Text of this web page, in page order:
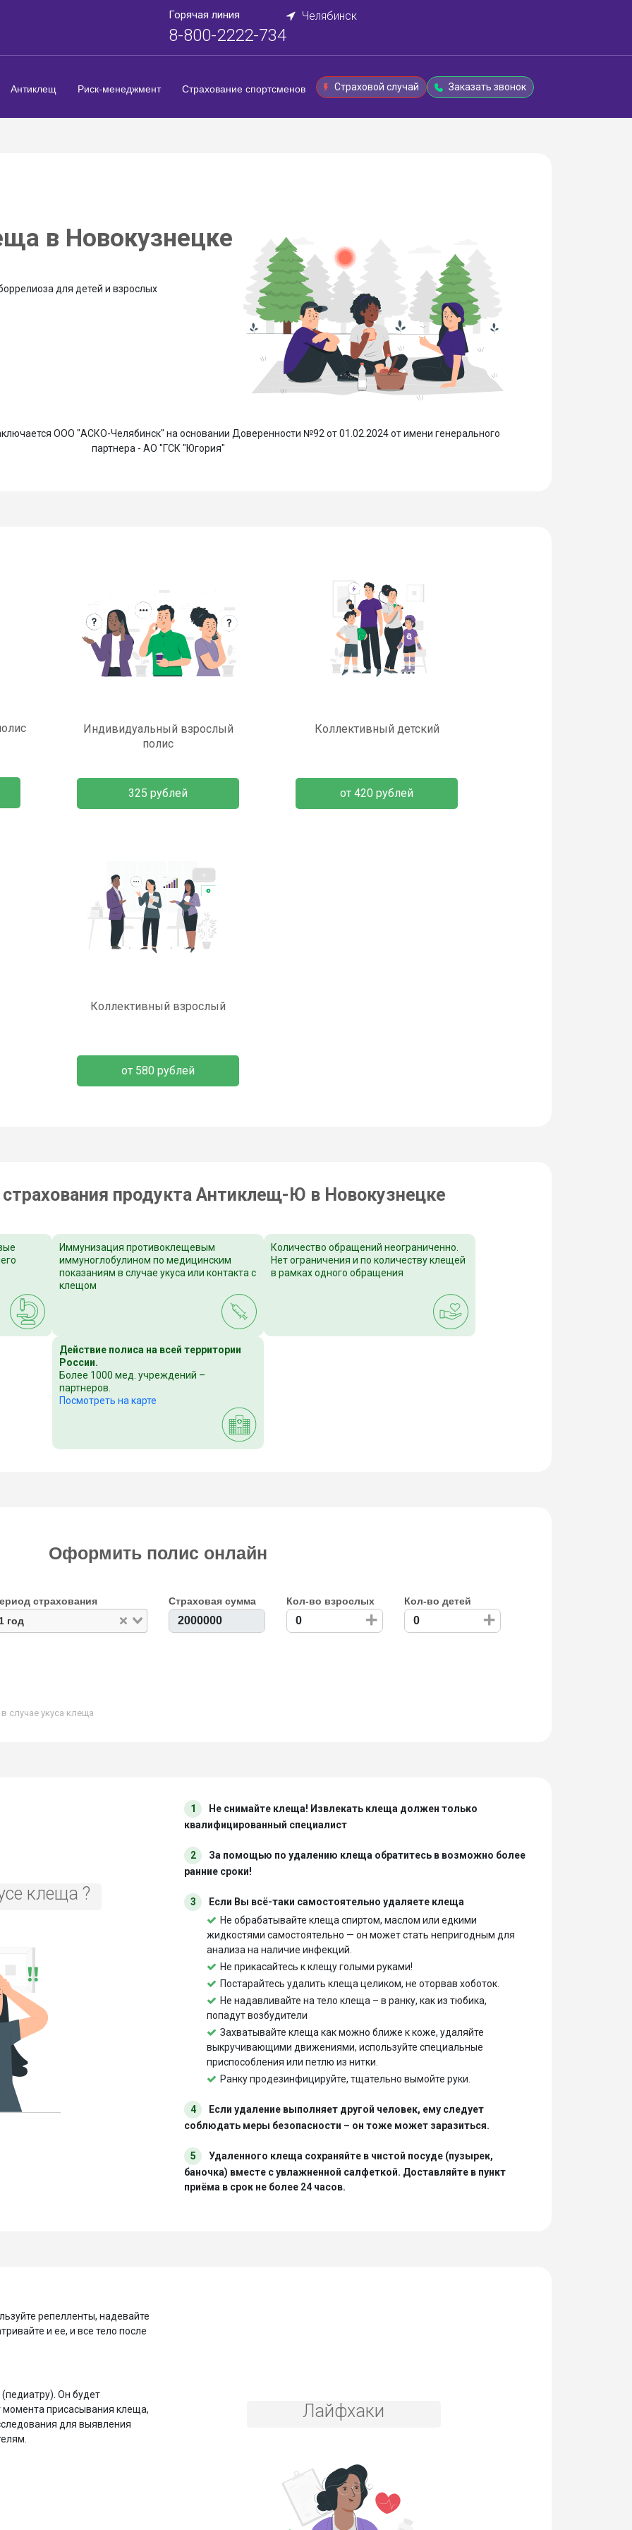
Горячая линия
8-800-2222-734
Челябинск
Антиклещ Риск-менеджмент Страхование спортсменов Страховой случай Заказать звонок
в Новокузнецке
для детей и взрослых
ООО "АСКО-Челябинск" на основании Доверенности №92 от 01.02.2024 от имени генерального
партнера - АО "ГСК "Югория"
Индивидуальный взрослый
полис
325 рублей
Коллективный детский
от 420 рублей
Коллективный взрослый
от 580 рублей
продукта Антиклещ-Ю в Новокузнецке
Иммунизация противоклещевым
иммуноглобулином по медицинским
показаниям в случае укуса или контакта с
клещом
Количество обращений неограниченно.
Нет ограничения и по количеству клещей
в рамках одного обращения
Действие полиса на всей территории
России.
Более 1000 мед. учреждений –
партнеров.
Посмотреть на карте
Оформить полис онлайн
страхования
1 год
Страховая сумма Кол-во взрослых
+
Кол-во детей
+
случае укуса клеща
клеща ?
1
Не снимайте клеща! Извлекать клеща должен только
квалифицированный специалист
2
За помощью по удалению клеща обратитесь в возможно более
ранние сроки!
3
Если Вы всё-таки самостоятельно удаляете клеща
Не обрабатывайте клеща спиртом, маслом или едкими
жидкостями самостоятельно — он может стать непригодным для
анализа на наличие инфекций.
Не прикасайтесь к клещу голыми руками!
Постарайтесь удалить клеща целиком, не оторвав хоботок.
Не надавливайте на тело клеща – в ранку, как из тюбика,
попадут возбудители
Захватывайте клеща как можно ближе к коже, удаляйте
выкручивающими движениями, используйте специальные
приспособления или петлю из нитки.
Ранку продезинфицируйте, тщательно вымойте руки.
4
Если удаление выполняет другой человек, ему следует
соблюдать меры безопасности – он тоже может заразиться.
5
Удаленного клеща сохраняйте в чистой посуде (пузырек,
баночка) вместе с увлажненной салфеткой. Доставляйте в пункт
приёма в срок не более 24 часов.
репелленты, надевайте
и ее, и все тело после
Он будет
момента присасывания клеща,
для выявления
Лайфхаки